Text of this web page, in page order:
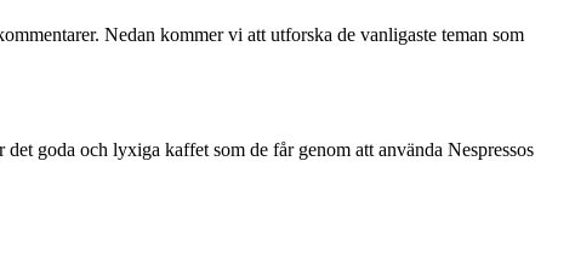
Nedan kommer vi att utforska de vanligaste teman som
goda och lyxiga kaffet som de får genom att använda Nespressos